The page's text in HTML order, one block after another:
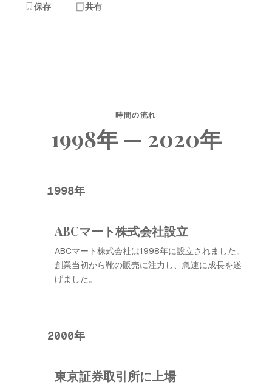
保存 共有
時間の流れ
1998年 — 2020年
1998年
ABCマート株式会社設立
ABCマート株式会社は1998年に設立されました。
創業当初から靴の販売に注力し、急速に成長を遂
げました。
2000年
東京証券取引所に上場